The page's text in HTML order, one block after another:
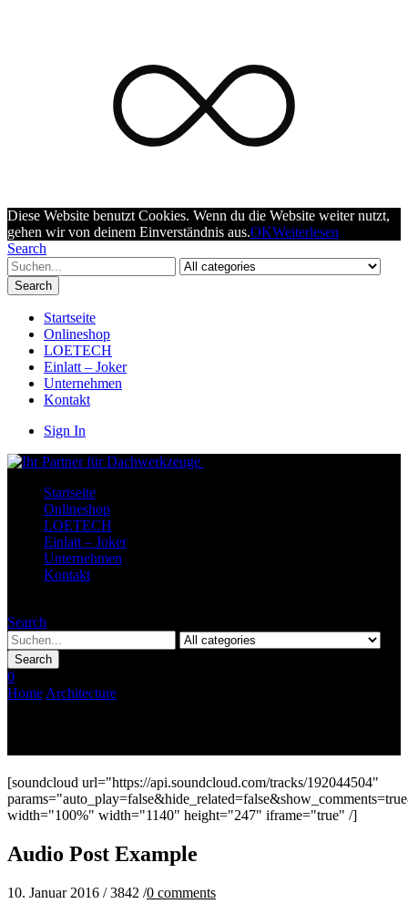
Diese Website benutzt Cookies. Wenn du die Website weiter nutzt,
gehen wir von deinem Einverständnis aus.OKWeiterlesen
Search
Search
Startseite
Onlineshop
LOETECH
Einlatt – Joker
Unternehmen
Kontakt
Sign In
Startseite
Onlineshop
LOETECH
Einlatt – Joker
Unternehmen
Kontakt
Search
Search
0
Home Architecture
[soundcloud url="https://api.soundcloud.com/tracks/192044504"
width="100%" width="1140" height="247" iframe="true" /]
Audio Post Example
10. Januar 2016 / 3842 /0 comments